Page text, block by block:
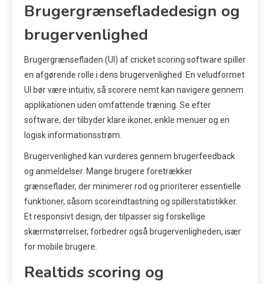
Brugergrænsefladedesign og
brugervenlighed
Brugergrænsefladen (UI) af cricket scoring software spiller
en afgørende rolle i dens brugervenlighed. En veludformet
UI bør være intuitiv, så scorere nemt kan navigere gennem
applikationen uden omfattende træning. Se efter
software, der tilbyder klare ikoner, enkle menuer og en
logisk informationsstrøm.
Brugervenlighed kan vurderes gennem brugerfeedback
og anmeldelser. Mange brugere foretrækker
grænseflader, der minimerer rod og prioriterer essentielle
funktioner, såsom scoreindtastning og spillerstatistikker.
Et responsivt design, der tilpasser sig forskellige
skærmstørrelser, forbedrer også brugervenligheden, især
for mobile brugere.
Realtids scoring og